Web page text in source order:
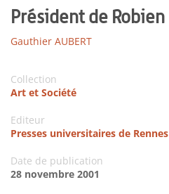
Président de Robien
Gauthier AUBERT
Collection
Art et Société
Editeur
Presses universitaires de Rennes
Date de publication
28 novembre 2001